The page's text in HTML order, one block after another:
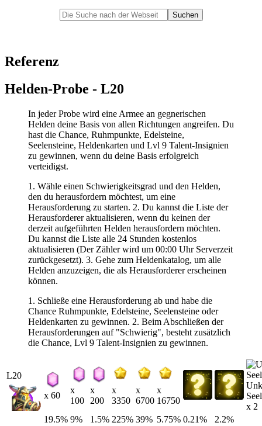
Referenz
Helden-Probe - L20
In jeder Probe wird eine Armee an gegnerischen
Helden deine Basis von allen Richtungen angreifen. Du
hast die Chance, Ruhmpunkte, Edelsteine,
Seelensteine, Heldenkarten und Lvl 9 Talent-Insignien
zu gewinnen, wenn du deine Basis erfolgreich
verteidigst.
1. Wähle einen Schwierigkeitsgrad und den Helden,
den du herausfordern möchtest, um eine
Herausforderung zu starten. 2. Du kannst die Liste der
Herausforderer aktualisieren, wenn du keinen der
derzeit aufgeführten Helden herausfordern möchten.
Du kannst die Liste alle 24 Stunden kostenlos
aktualisieren (Der Zähler wird um 00:00 Uhr Serverzeit
zurückgesetzt). 3. Gehe zum Heldenkatalog, um alle
Helden anzuzeigen, die als Herausforderer erscheinen
können.
1. Schließe eine Herausforderung ab und habe die
Chance Ruhmpunkte, Edelsteine, Seelensteine oder
Heldenkarten zu gewinnen. 2. Beim Abschließen der
Herausforderungen auf "Schwierig", besteht zusätzlich
die Chance, Lvl 9 Talent-Insignien zu gewinnen.
L20
x 60
x
100
x
200
x
3350
x
6700
x
16750
x 2
19.5% 9% 1.5% 225% 39% 5.75% 0.21% 2.2%